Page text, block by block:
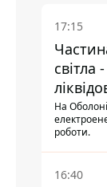
17:15
світла
На
роботи.
16:40